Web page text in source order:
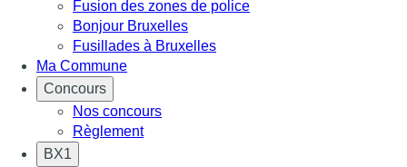
Fusion des zones de police
Bonjour Bruxelles
Fusillades à Bruxelles
Ma Commune
Concours
Nos concours
Règlement
BX1